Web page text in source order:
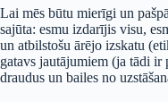
Lai mēs būtu mierīgi un
sajūta: esmu izdarījis visu,
un atbilstošu ārējo izskatu
gatavs jautājumiem (ja tādi ir
draudus un bailes no